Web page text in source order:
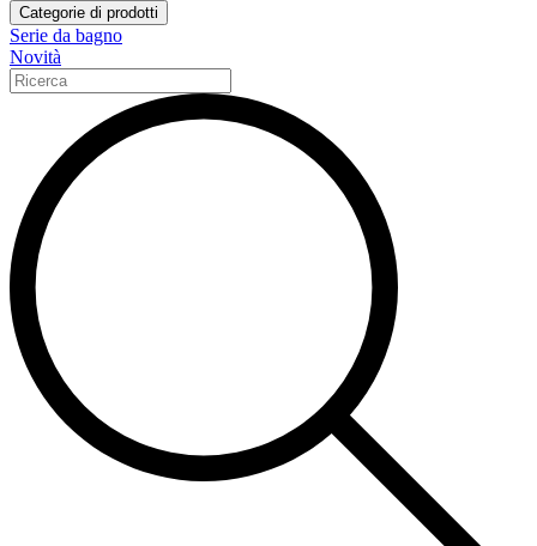
Categorie di prodotti
Serie da bagno
Novità